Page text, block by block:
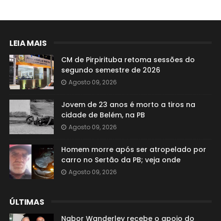
LEIA MAIS
CM de Pirpirituba retoma sessões do
segundo semestre de 2026
Agosto 09, 2026
Jovem de 23 anos é morto a tiros na
cidade de Belém, na PB
Agosto 09, 2026
Homem morre após ser atropelado por
carro no Sertão da PB; veja onde
Agosto 09, 2026
ÚLTIMAS
Nabor Wanderley recebe o apoio do